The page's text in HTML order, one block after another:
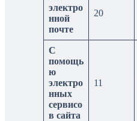
электро
нной
почте
20
С
помощь
ю
электро
нных
сервисо
в сайта
11